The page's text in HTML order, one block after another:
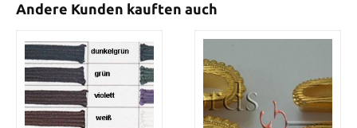
Andere Kunden kauften auch